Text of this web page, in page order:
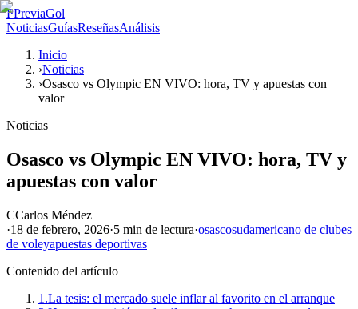
PPreviaGol
NoticiasGuíasReseñasAnálisis
Inicio
›Noticias
›Osasco vs Olympic EN VIVO: hora, TV y apuestas con
valor
Noticias
Osasco vs Olympic EN VIVO: hora, TV y
apuestas con valor
CCarlos Méndez
·18 de febrero, 2026·5 min de lectura·osascosudamericano de clubes
de voleyapuestas deportivas
Contenido del artículo
1.La tesis: el mercado suele inflar al favorito en el arranque